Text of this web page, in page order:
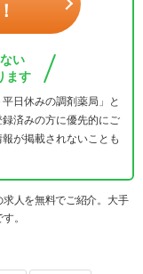
い
ます
日休みの調剤薬局」と
済みの方に優先的にご
が掲載されないことも
人を無料でご紹介。大手
。